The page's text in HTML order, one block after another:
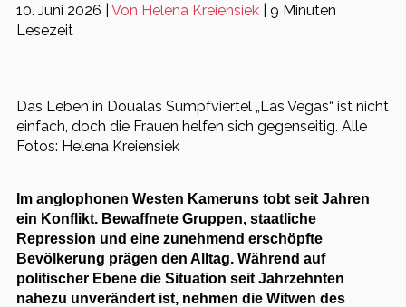
10. Juni 2026 Von Helena Kreiensiek
9 Minuten
Lesezeit
Das Leben in Doualas Sumpfviertel „Las Vegas“ ist nicht
einfach, doch die Frauen helfen sich gegenseitig. Alle
Fotos: Helena Kreiensiek
Im anglophonen Westen Kameruns tobt seit Jahren
ein Konflikt. Bewaffnete Gruppen, staatliche
Repression und eine zunehmend erschöpfte
Bevölkerung prägen den Alltag. Während auf
politischer Ebene die Situation seit Jahrzehnten
nahezu unverändert ist, nehmen die Witwen des